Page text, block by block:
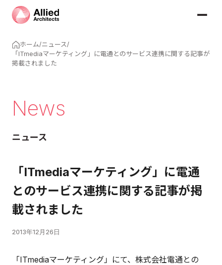
ホーム/ニュース/
「ITmediaマーケティング」に電通とのサービス連携に関する記事が
掲載されました
News
ニュース
「ITmediaマーケティング」に電通
とのサービス連携に関する記事が掲
載されました
2013年12月26日
「ITmediaマーケティング」にて、株式会社電通との